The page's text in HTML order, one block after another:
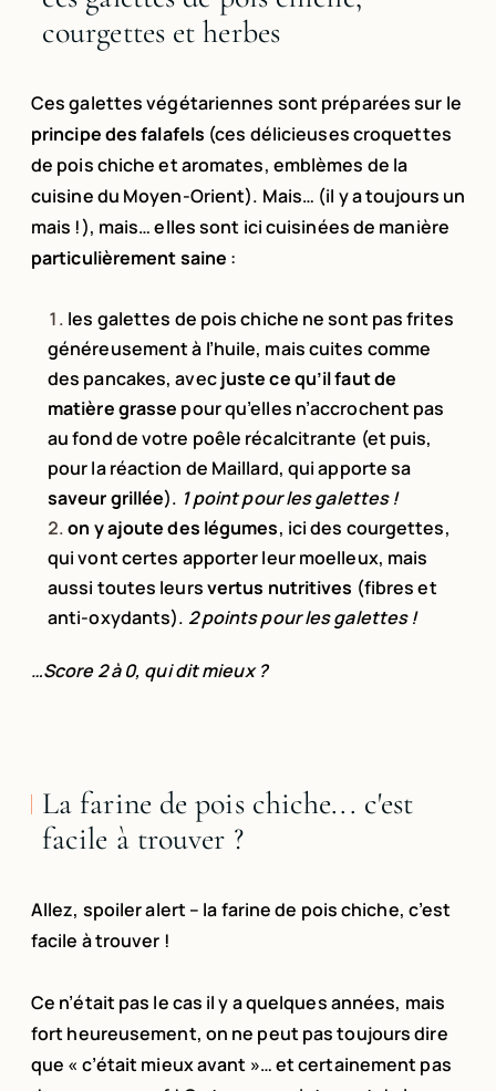
courgettes et herbes
Ces galettes végétariennes sont préparées sur le
principe des falafels (ces délicieuses croquettes
de pois chiche et aromates, emblèmes de la
cuisine du Moyen-Orient). Mais… (il y a toujours un
mais !), mais… elles sont ici cuisinées de manière
particulièrement saine :
les galettes de pois chiche ne sont pas frites
généreusement à l’huile, mais cuites comme
des pancakes, avecjuste ce qu’il faut de
matière grasse pour qu’elles n’accrochent pas
au fond de votre poêle récalcitrante (et puis,
pour la réaction de Maillard, qui apporte sa
saveur grillée). 1 point pour les galettes !
on y ajoute des légumes, ici des courgettes,
qui vont certes apporter leur moelleux, mais
aussi toutes leursvertus nutritives (fibres et
anti-oxydants). 2 points pour les galettes !
…Score 2 à 0, qui dit mieux ?
La farine de pois chiche... c'est
facile à trouver ?
Allez, spoiler alert – la farine de pois chiche, c’est
facile à trouver !
Ce n’était pas le cas il y a quelques années, mais
fort heureusement, on ne peut pas toujours dire
que « c’était mieux avant »… et certainement pas